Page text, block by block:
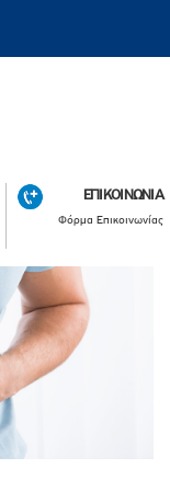
ΕΠΙΚΟΙΝΩΝΙΑ
Φόρμα Επικοινωνίας